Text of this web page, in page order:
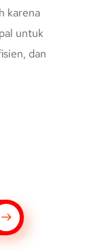
karena
untuk
dan